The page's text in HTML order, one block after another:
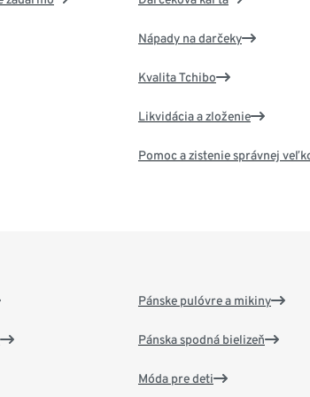
Nápady na darčeky
Kvalita Tchibo
Likvidácia a zloženie
Pomoc a zistenie správnej
Pánske pulóvre a mikiny
Pánska spodná bielizeň
Móda pre deti